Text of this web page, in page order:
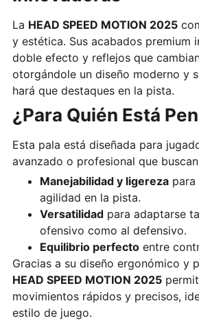
La HEAD SPEED MOTION 2025
y estética. Sus acabados premium
doble efecto y reflejos que
otorgándole un diseño moderno y
hará que destaques en la pista.
¿Para Quién Está
Esta pala está diseñada para
avanzado o profesional que
Manejabilidad y ligerezapara
agilidad en la pista.
Versatilidadpara adaptarse
ofensivo como al defensivo.
Equilibrio perfectoentre
Gracias a su diseño ergonómico y
HEAD SPEED MOTION 2025
movimientos rápidos y precisos,
estilo de juego.